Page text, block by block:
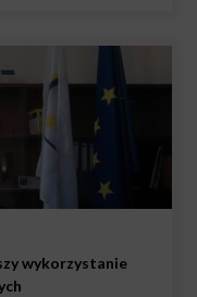
wykorzystanie